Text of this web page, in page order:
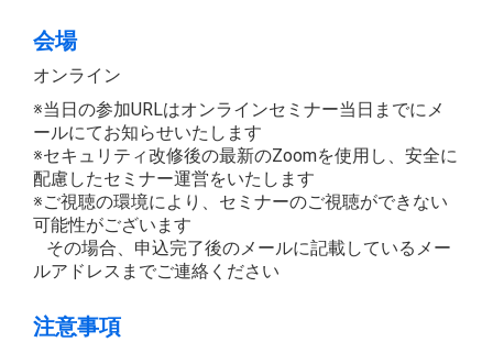
会場
オンライン
※当日の参加URLはオンラインセミナー当日までにメ
ールにてお知らせいたします
※セキュリティ改修後の最新のZoomを使用し、安全に
配慮したセミナー運営をいたします
※ご視聴の環境により、セミナーのご視聴ができない
可能性がございます
その場合、申込完了後のメールに記載しているメー
ルアドレスまでご連絡ください
注意事項